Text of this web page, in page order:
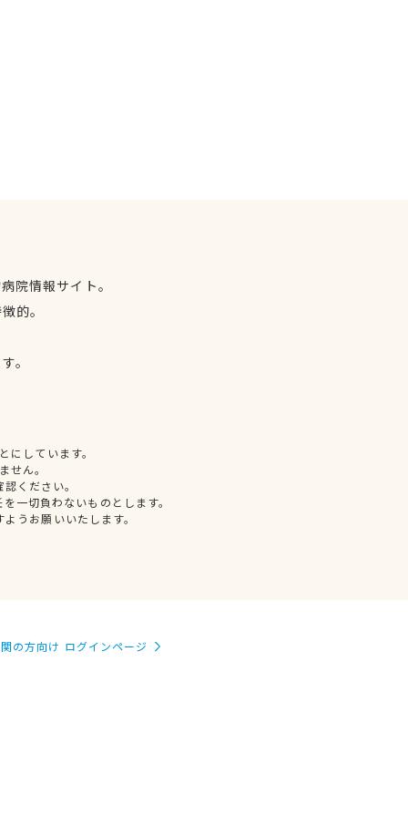
院情報サイト。
的。
。
しています。
せん。
ください。
一切負わないものとします。
うお願いいたします。
の方向け ログインページ